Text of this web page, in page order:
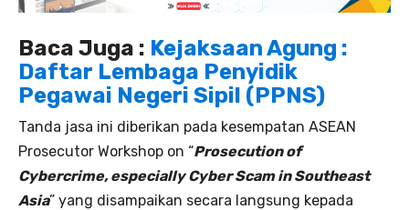
Baca Juga : Kejaksaan Agung :
Daftar Lembaga Penyidik
Pegawai Negeri Sipil (PPNS)
Tanda jasa ini diberikan pada kesempatan ASEAN
Prosecutor Workshop on “Prosecution of
Cybercrime, especially Cyber Scam in Southeast
Asia” yang disampaikan secara langsung kepada